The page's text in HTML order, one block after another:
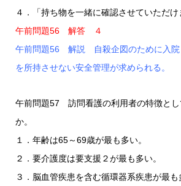
４．「持ち物を一緒に確認させていただけ
午前問題56 解答 ４
午前問題56 解説 自殺企図のために入院
を所持させない安全管理が求められる。
午前問題57 訪問看護の利用者の特徴とし
か。
１．年齢は65～69歳が最も多い。
２．要介護度は要支援２が最も多い。
３．脳血管疾患を含む循環器系疾患が最も